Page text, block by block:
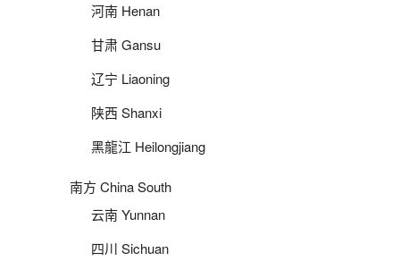
河南 Henan
甘肃 Gansu
辽宁 Liaoning
陕西 Shanxi
黑龍江 Heilongjiang
南方 China South
云南 Yunnan
四川 Sichuan